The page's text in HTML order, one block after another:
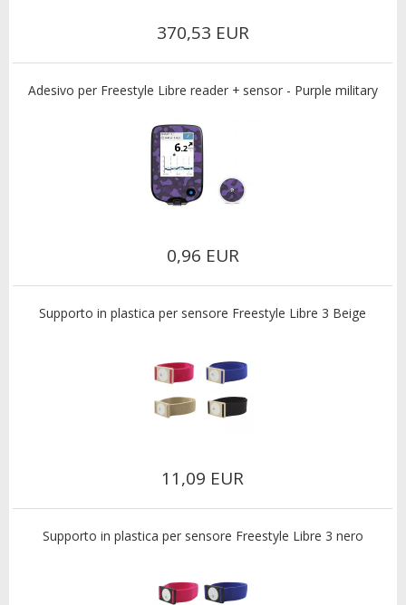
370,53 EUR
Adesivo per Freestyle Libre reader + sensor - Purple military
0,96 EUR
Supporto in plastica per sensore Freestyle Libre 3 Beige
11,09 EUR
Supporto in plastica per sensore Freestyle Libre 3 nero